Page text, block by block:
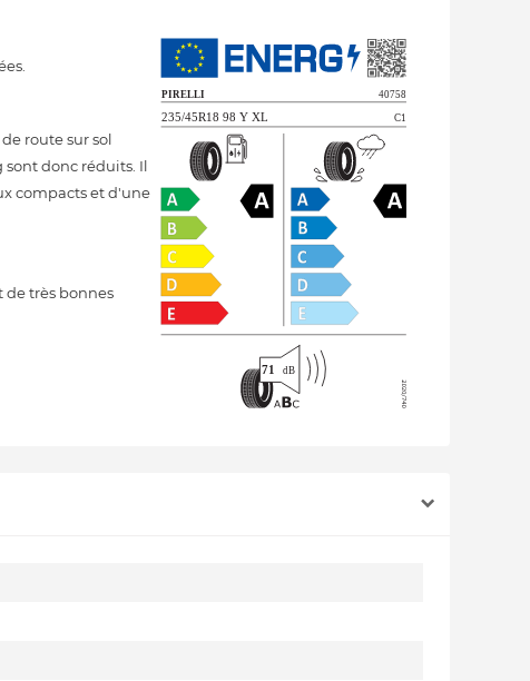
route sur sol
donc réduits. Il
compacts et d'une
de très bonnes